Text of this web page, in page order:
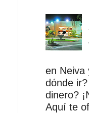
en Neiva
dónde
dinero?
Aquí te